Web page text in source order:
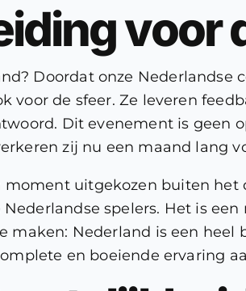
voor
Doordat onze
voor de sfeer. Ze leveren
Dit evenement is geen
zij nu een maand lang
uitgekozen buiten het
spelers. Het is
maken: Nederland is een
en boeiende ervaring